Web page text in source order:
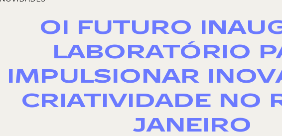
OI FUTURO
LABORATÓRIO
IMPULSIONAR
CRIATIVIDADE NO
JANEIRO